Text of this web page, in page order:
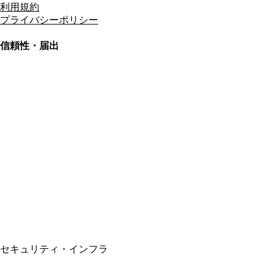
利用規約
プライバシーポリシー
信頼性・届出
セキュリティ・インフラ